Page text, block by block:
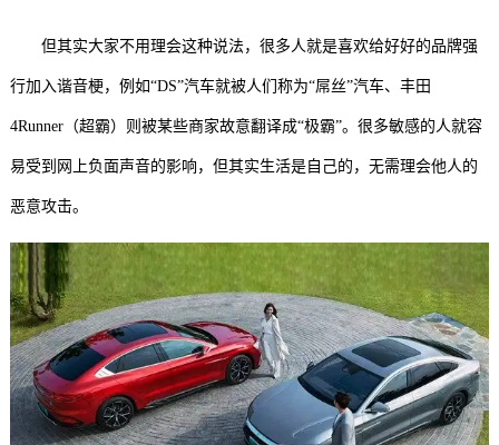
但其实大家不用理会这种说法，很多人就是喜欢给好好的品牌强
行加入谐音梗，例如“DS”汽车就被人们称为“屌丝”汽车、丰田
4Runner（超霸）则被某些商家故意翻译成“极霸”。很多敏感的人就容
易受到网上负面声音的影响，但其实生活是自己的，无需理会他人的
恶意攻击。